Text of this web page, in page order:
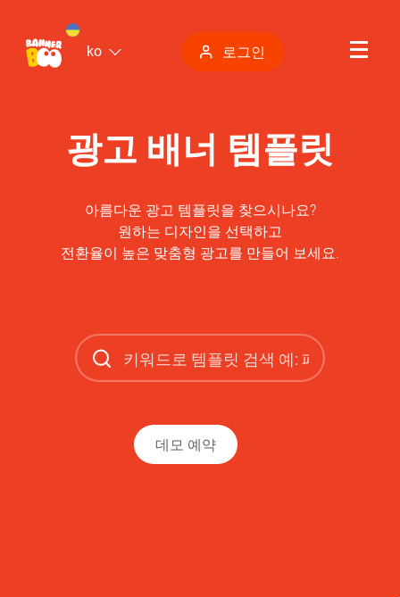
ko 로그인
광고 배너 템플릿
아름다운 광고 템플릿을 찾으시나요?
원하는 디자인을 선택하고
전환율이 높은 맞춤형 광고를 만들어 보세요.
데모 예약